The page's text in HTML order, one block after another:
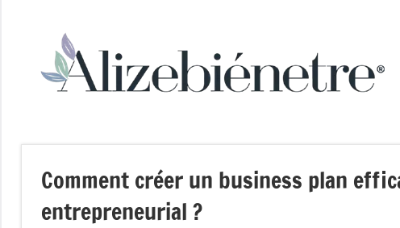
Comment créer un business plan
entrepreneurial ?